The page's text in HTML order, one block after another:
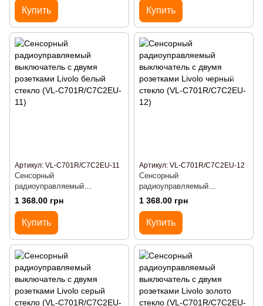
C701R/C7C1EU-15)
Купить
C701R/C7C1EU-13)
Купить
Артикул: VL-C701R/C7C2EU-11
Сенсорный
радиоуправляемый
выключатель с двумя
розетками Livolo белый
стекло (VL-C701R/C7C2EU-11)
1 368.00 грн
Купить
Артикул: VL-C701R/C7C2EU-12
Сенсорный
радиоуправляемый
выключатель с двумя
розетками Livolo черный
стекло (VL-C701R/C7C2EU-12)
1 368.00 грн
Купить